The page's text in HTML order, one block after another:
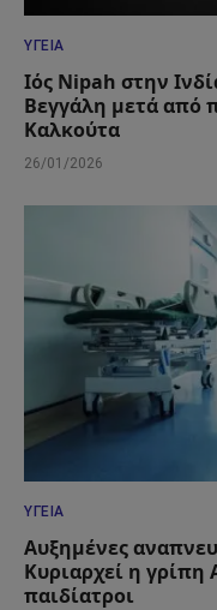
ΥΓΕΊΑ
Ιός Nipah στην
Βεγγάλη μετά από
Καλκούτα
26/01/2026
ΥΓΕΊΑ
Αυξημένες
Κυριαρχεί η γρίπη
παιδίατροι